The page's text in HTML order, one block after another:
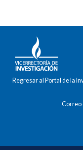
Regresar al Portal de la
Correo